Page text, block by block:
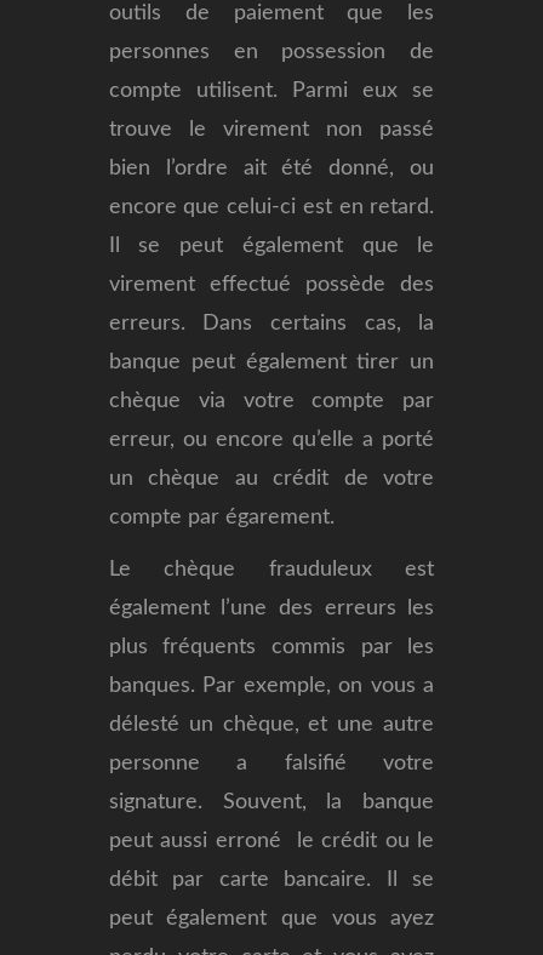
outils de paiement que les
personnes en possession de
compte utilisent. Parmi eux se
trouve le virement non passé
bien l’ordre ait été donné, ou
encore que celui-ci est en retard.
Il se peut également que le
virement effectué possède des
erreurs. Dans certains cas, la
banque peut également tirer un
chèque via votre compte par
erreur, ou encore qu’elle a porté
un chèque au crédit de votre
compte par égarement.
Le chèque frauduleux est
également l’une des erreurs les
plus fréquents commis par les
banques. Par exemple, on vous a
délesté un chèque, et une autre
personne a falsifié votre
signature. Souvent, la banque
peut aussi erroné le crédit ou le
débit par carte bancaire. Il se
peut également que vous ayez